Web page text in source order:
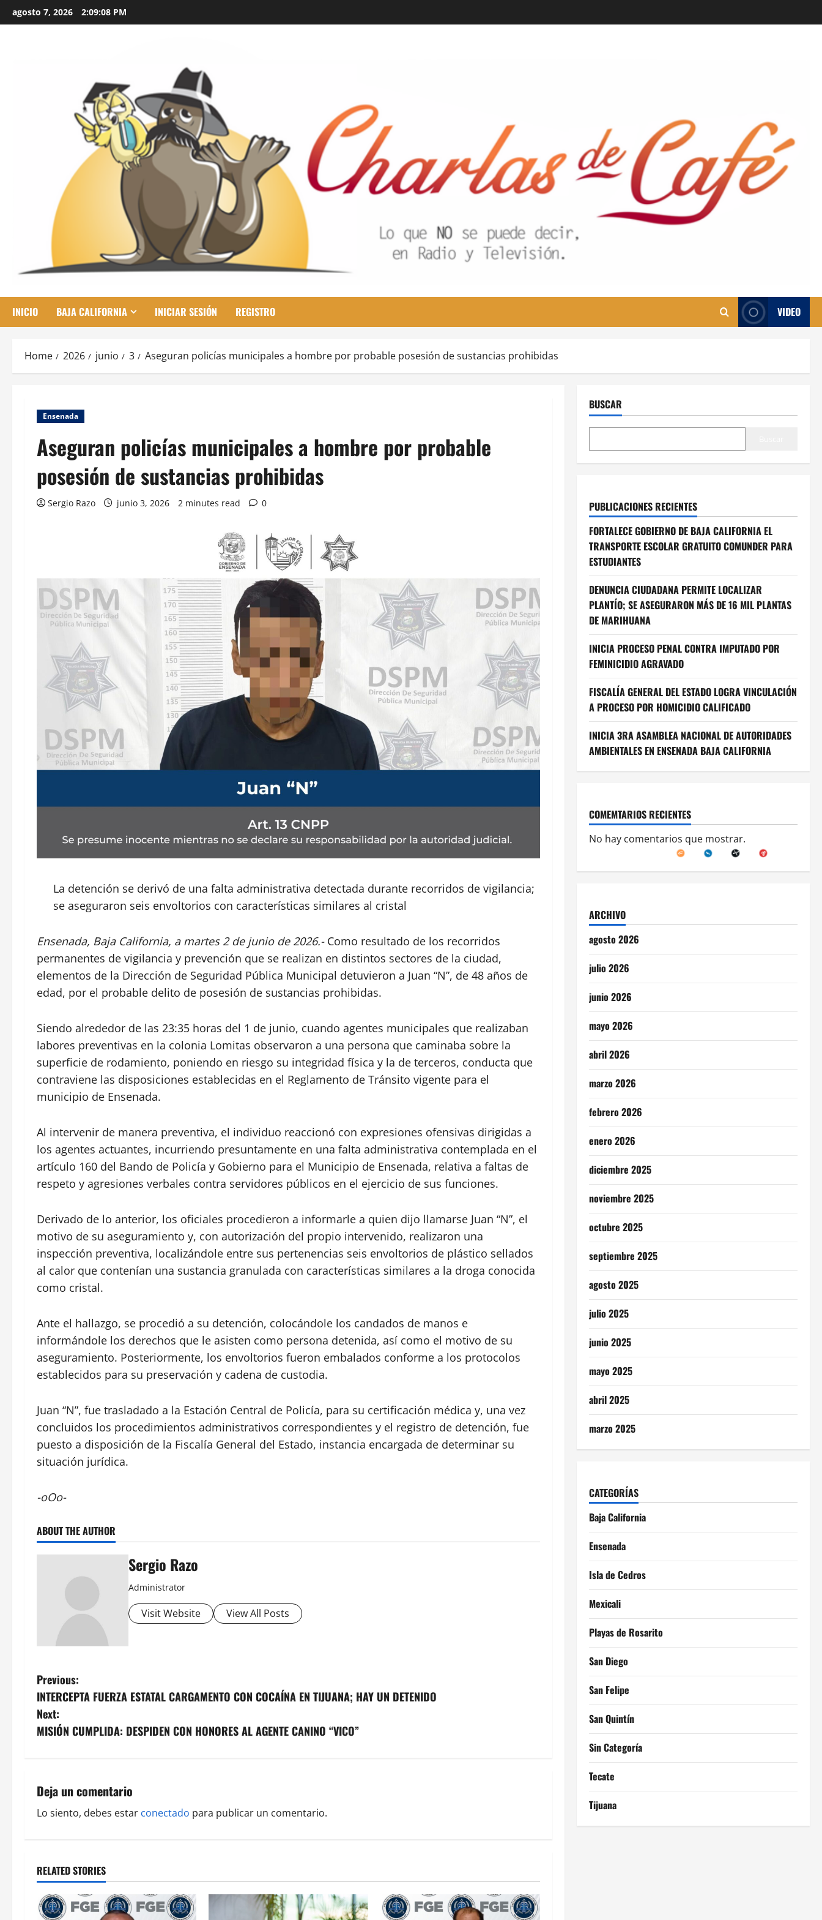
to
agosto 7, 2026 2:09:10 PM
INICIO BAJA CALIFORNIA INICIAR SESIÓN REGISTRO VIDEO
Home 2026 junio 3 Aseguran policías municipales a hombre por probable posesión de sustancias prohibidas
Ensenada
Aseguran policías municipales a hombre por probable
posesión de sustancias prohibidas
Sergio Razo junio 3, 2026 2 minutes read 0
La detención se derivó de una falta administrativa detectada durante recorridos de vigilancia;
se aseguraron seis envoltorios con características similares al cristal
Ensenada, Baja California, a martes 2 de junio de 2026.-Como resultado de los recorridos
permanentes de vigilancia y prevención que se realizan en distintos sectores de la ciudad,
elementos de la Dirección de Seguridad Pública Municipal detuvieron a Juan “N”, de 48 años de
edad, por el probable delito de posesión de sustancias prohibidas.
Siendo alrededor de las 23:35 horas del 1 de junio, cuando agentes municipales que realizaban
labores preventivas en la colonia Lomitas observaron a una persona que caminaba sobre la
superficie de rodamiento, poniendo en riesgo su integridad física y la de terceros, conducta que
contraviene las disposiciones establecidas en el Reglamento de Tránsito vigente para el
municipio de Ensenada.
Al intervenir de manera preventiva, el individuo reaccionó con expresiones ofensivas dirigidas a
los agentes actuantes, incurriendo presuntamente en una falta administrativa contemplada en el
artículo 160 del Bando de Policía y Gobierno para el Municipio de Ensenada, relativa a faltas de
respeto y agresiones verbales contra servidores públicos en el ejercicio de sus funciones.
Derivado de lo anterior, los oficiales procedieron a informarle a quien dijo llamarse Juan “N”, el
motivo de su aseguramiento y, con autorización del propio intervenido, realizaron una
inspección preventiva, localizándole entre sus pertenencias seis envoltorios de plástico sellados
al calor que contenían una sustancia granulada con características similares a la droga conocida
como cristal.
Ante el hallazgo, se procedió a su detención, colocándole los candados de manos e
informándole los derechos que le asisten como persona detenida, así como el motivo de su
aseguramiento. Posteriormente, los envoltorios fueron embalados conforme a los protocolos
establecidos para su preservación y cadena de custodia.
Juan “N”, fue trasladado a la Estación Central de Policía, para su certificación médica y, una vez
concluidos los procedimientos administrativos correspondientes y el registro de detención, fue
puesto a disposición de la Fiscalía General del Estado, instancia encargada de determinar su
situación jurídica.
-oOo-
ABOUT THE AUTHOR
Sergio Razo
Administrator
Visit Website View All Posts
P
o
s
n
a
i
g
a
Previous:
INTERCEPTA FUERZA ESTATAL CARGAMENTO CON COCAÍNA EN TIJUANA; HAY UN DETENIDO
Next:
MISIÓN CUMPLIDA: DESPIDEN CON HONORES AL AGENTE CANINO “VICO”
Deja un comentario
Lo siento, debes estar conectado para publicar un comentario.
RELATED STORIES
BUSCAR
PUBLICACIONES RECIENTES
FORTALECE GOBIERNO DE BAJA CALIFORNIA EL
TRANSPORTE ESCOLAR GRATUITO COMUNDER PARA
ESTUDIANTES
DENUNCIA CIUDADANA PERMITE LOCALIZAR
PLANTÍO; SE ASEGURARON MÁS DE 16 MIL PLANTAS
DE MARIHUANA
INICIA PROCESO PENAL CONTRA IMPUTADO POR
FEMINICIDIO AGRAVADO
FISCALÍA GENERAL DEL ESTADO LOGRA VINCULACIÓN
A PROCESO POR HOMICIDIO CALIFICADO
INICIA 3RA ASAMBLEA NACIONAL DE AUTORIDADES
AMBIENTALES EN ENSENADA BAJA CALIFORNIA
COMEMTARIOS RECIENTES
No hay comentarios que mostrar.
ARCHIVO
agosto 2026
julio 2026
junio 2026
mayo 2026
abril 2026
marzo 2026
febrero 2026
enero 2026
diciembre 2025
noviembre 2025
octubre 2025
septiembre 2025
agosto 2025
julio 2025
junio 2025
mayo 2025
abril 2025
marzo 2025
CATEGORÍAS
Baja California
Ensenada
Isla de Cedros
Mexicali
Playas de Rosarito
San Diego
San Felipe
San Quintín
Sin Categoría
Tecate
Tijuana